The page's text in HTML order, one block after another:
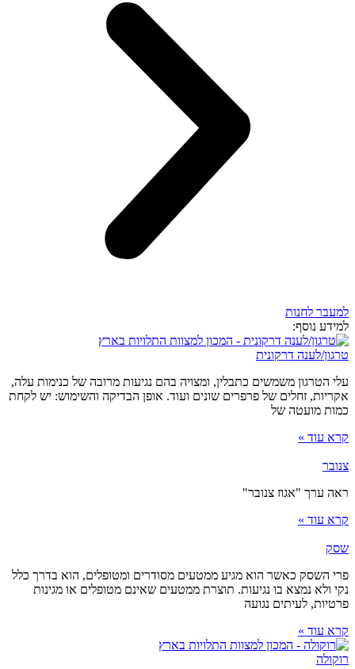
למעבר לחנות
למידע נוסף:
טרגון/לענה דרקונית
עלי הטרגון משמשים כתבלין, ומצויה בהם נגיעות מרובה של כנימות עלה,
אקריות, זחלים של פרפרים שונים ועוד. אופן הבדיקה והשימוש: יש לקחת
כמות מועטה של
קרא עוד »
צנובר
ראה ערך "אגוז צנובר"
קרא עוד »
שסק
פרי השסק כאשר הוא מגיע ממטעים מסודרים ומטופלים, הוא בדרך כלל
נקי ולא נמצא בו נגיעות. תוצרת ממטעים שאינם מטופלים או מגינות
פרטיות, לעיתים נגועה
קרא עוד »
רוקולה